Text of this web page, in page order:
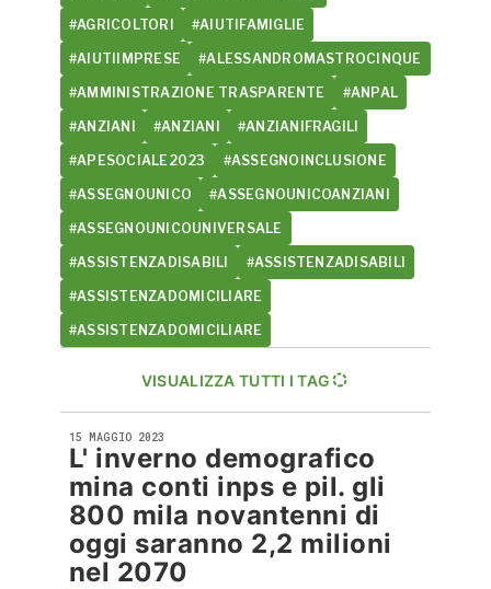
#AGRICOLTORI #AIUTIFAMIGLIE
#AIUTIIMPRESE #ALESSANDROMASTROCINQUE
#AMMINISTRAZIONE TRASPARENTE #ANPAL
#ANZIANI #ANZIANI #ANZIANIFRAGILI
#APESOCIALE2023 #ASSEGNOINCLUSIONE
#ASSEGNOUNICO #ASSEGNOUNICOANZIANI
#ASSEGNOUNICOUNIVERSALE
#ASSISTENZADISABILI #ASSISTENZADISABILI
#ASSISTENZADOMICILIARE
#ASSISTENZADOMICILIARE
VISUALIZZA TUTTI I TAG
15 MAGGIO 2023
L' inverno demografico
mina conti inps e pil. gli
800 mila novantenni di
oggi saranno 2,2 milioni
nel 2070